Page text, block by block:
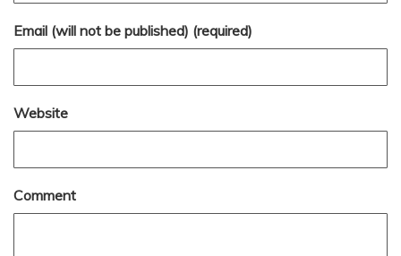
Email (will not be published) (required)
Website
Comment